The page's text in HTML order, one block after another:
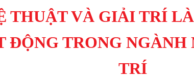
THUẬT VÀ GIẢI TRÍ
ĐỘNG TRONG
TRÍ